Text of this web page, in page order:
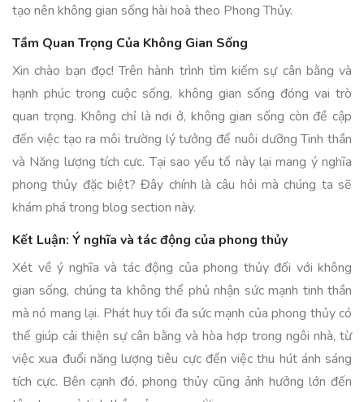
tạo nên không gian sống hài hoà theo Phong Thủy.
Tầm Quan Trọng Của Không Gian Sống
Xin chào bạn đọc! Trên hành trình tìm kiếm sự cân bằng và
hạnh phúc trong cuộc sống, không gian sống đóng vai trò
quan trọng. Không chỉ là nơi ở, không gian sống còn đề cập
đến việc tạo ra môi trường lý tưởng để nuôi dưỡng Tinh thần
và Năng lượng tích cực. Tại sao yếu tố này lại mang ý nghĩa
phong thủy đặc biệt? Đây chính là câu hỏi mà chúng ta sẽ
khám phá trong blog section này.
Kết Luận: Ý nghĩa và tác động của phong thủy
Xét về ý nghĩa và tác động của phong thủy đối với không
gian sống, chúng ta không thể phủ nhận sức mạnh tinh thần
mà nó mang lại. Phát huy tối đa sức mạnh của phong thủy có
thể giúp cải thiện sự cân bằng và hòa hợp trong ngôi nhà, từ
việc xua đuổi năng lượng tiêu cực đến việc thu hút ánh sáng
tích cực. Bên cạnh đó, phong thủy cũng ảnh hưởng lớn đến